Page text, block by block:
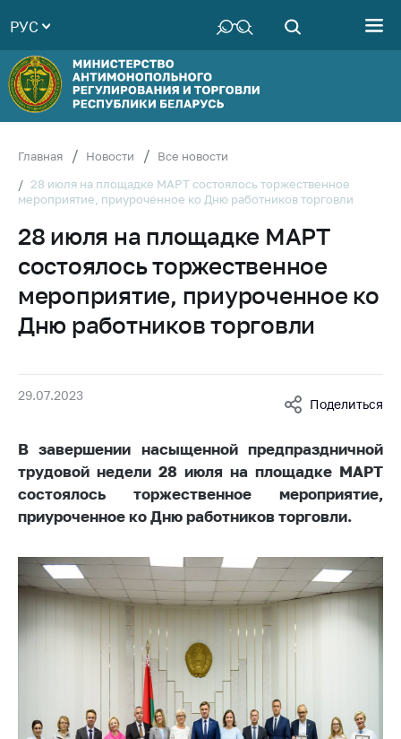
Руководство
Структура
Министерства
Территориальные
Законодательство
Антикоррупционная
Общественно-
консультативный
совет
Награждения
товарная биржа
Общественная
жизнь
работа
Официальные
геральдические
символы
5 лет МАРТ
Деятельность
Ценовая политика
РУС
Главная Новости
Все новости
28 июля на площадке МАРТ состоялось торжественное
мероприятие, приуроченное ко Дню работников торговли
28 июля на площадке МАРТ
состоялось торжественное
мероприятие, приуроченное ко
Дню работников торговли
29.07.2023
Поделиться
В завершении насыщенной предпраздничной
трудовой недели 28 июля на площадке МАРТ
состоялось торжественное мероприятие,
приуроченное ко Дню работников торговли.